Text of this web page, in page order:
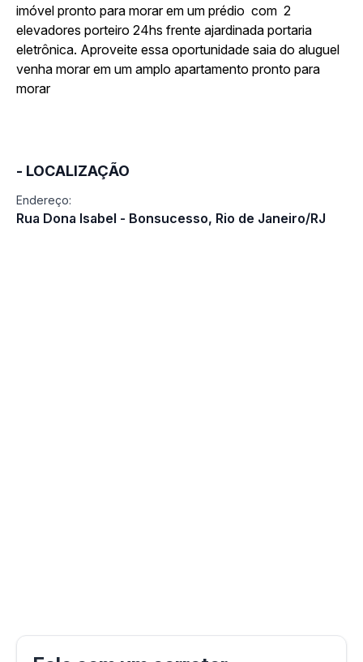
imóvel pronto para morar em um prédio com 2
elevadores porteiro 24hs frente ajardinada portaria
eletrônica. Aproveite essa oportunidade saia do aluguel
venha morar em um amplo apartamento pronto para
morar
- LOCALIZAÇÃO
Endereço:
Rua Dona Isabel - Bonsucesso, Rio de Janeiro/RJ